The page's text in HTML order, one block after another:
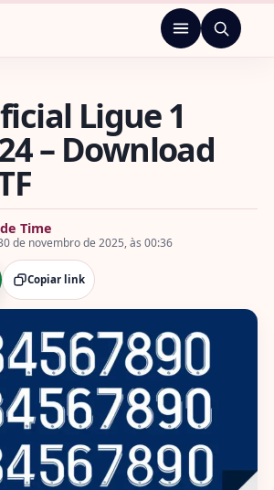
de Fontes de Time
Menu
Ligue 1
– Download
Time
de novembro de 2025, às 00:36
Copiar link